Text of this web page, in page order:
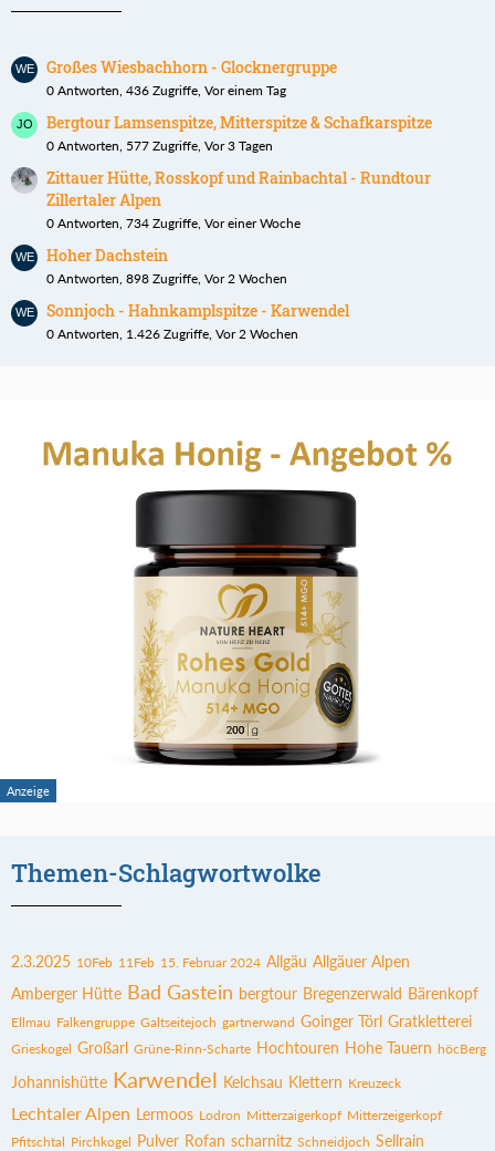
Großes Wiesbachhorn - Glocknergruppe
0 Antworten, 436 Zugriffe, Vor einem Tag
Bergtour Lamsenspitze, Mitterspitze & Schafkarspitze
0 Antworten, 577 Zugriffe, Vor 3 Tagen
Zittauer Hütte, Rosskopf und Rainbachtal - Rundtour
Zillertaler Alpen
0 Antworten, 734 Zugriffe, Vor einer Woche
Hoher Dachstein
0 Antworten, 898 Zugriffe, Vor 2 Wochen
Sonnjoch - Hahnkamplspitze - Karwendel
0 Antworten, 1.426 Zugriffe, Vor 2 Wochen
Themen-Schlagwortwolke
2.3.2025 10Feb 11Feb 15. Februar 2024 Allgäu Allgäuer Alpen
Amberger Hütte Bad Gastein bergtour Bregenzerwald Bärenkopf
Ellmau Falkengruppe Galtseitejoch gartnerwand Goinger Törl Gratkletterei
Grieskogel Großarl Grüne-Rinn-Scharte Hochtouren Hohe Tauern höcBerg
Johannishütte Karwendel Kelchsau Klettern Kreuzeck
Lechtaler Alpen Lermoos Lodron Mitterzaigerkopf Mitterzeigerkopf
Pfitschtal Pirchkogel Pulver Rofan scharnitz Schneidjoch Sellrain